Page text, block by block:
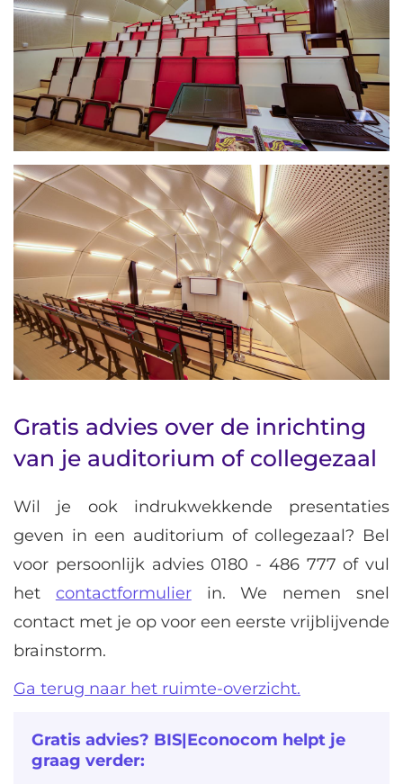
Gratis advies over de inrichting
van je auditorium of collegezaal
Wil je ook indrukwekkende presentaties
geven in een auditorium of collegezaal? Bel
voor persoonlijk advies 0180 - 486 777of vul
het contactformulierin. We nemen snel
contact met je op voor een eerste vrijblijvende
brainstorm.
Ga terug naar het ruimte-overzicht.
Gratis advies? BIS|Econocom helpt je
graag verder: